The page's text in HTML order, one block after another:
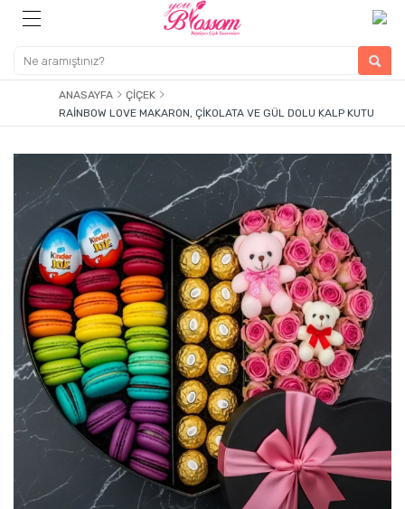
ANASAYFA
ÇIÇEK
RAINBOW LOVE MAKARON, ÇIKOLATA VE GÜL DOLU KALP KUTU